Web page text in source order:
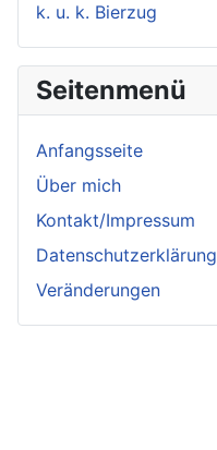
k. u. k. Bierzug
Seitenmenü
Anfangsseite
Über mich
Kontakt/Impressum
Datenschutzerklärung
Veränderungen